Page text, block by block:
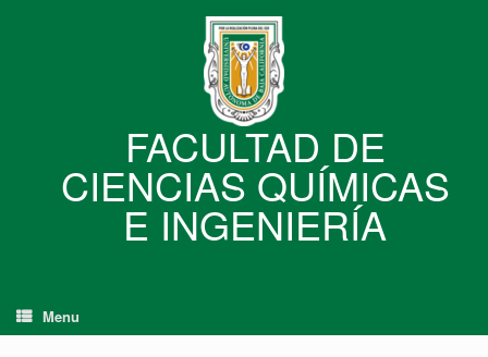
FACULTAD DE
CIENCIAS QUÍMICAS
E INGENIERÍA
Menu